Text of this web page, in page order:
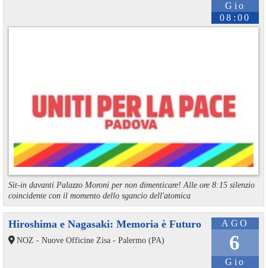
Gio
08:00
Sit-in davanti Palazzo Moroni per non dimenticare! Alle ore 8:15 silenzio
coincidente con il momento dello sgancio dell'atomica
AGO
6
Gio
Hiroshima e Nagasaki: Memoria è Futuro
NOZ - Nuove Officine Zisa - Palermo (PA)